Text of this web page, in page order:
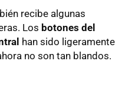
recibe algunas
Los botones del
han sido ligeramente
no son tan blandos.